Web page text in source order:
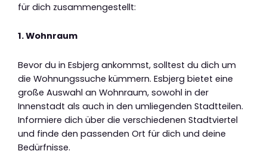
für dich zusammengestellt:
1. Wohnraum
Bevor du in Esbjerg ankommst, solltest du dich um
die Wohnungssuche kümmern. Esbjerg bietet eine
große Auswahl an Wohnraum, sowohl in der
Innenstadt als auch in den umliegenden Stadtteilen.
Informiere dich über die verschiedenen Stadtviertel
und finde den passenden Ort für dich und deine
Bedürfnisse.